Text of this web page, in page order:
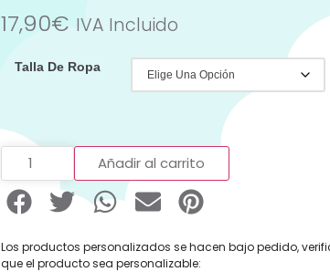
17,90€ IVA Incluido
Talla De Ropa
Añadir al carrito
Los productos personalizados se hacen bajo pedido,
que el producto sea personalizable: